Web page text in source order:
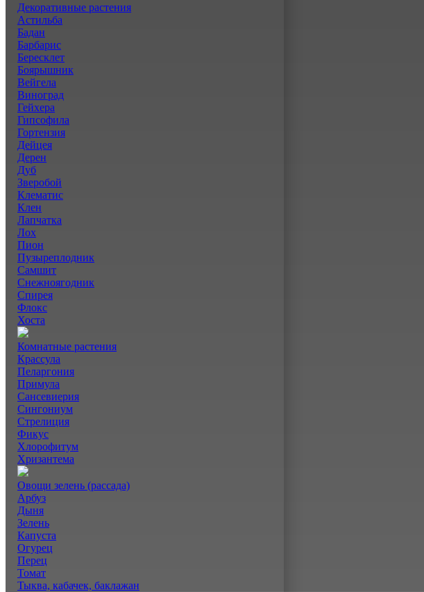
Декоративные растения
Астильба
Бадан
Барбарис
Бересклет
Боярышник
Вейгела
Виноград
Гейхера
Гипсофила
Гортензия
Дейцея
Дерен
Дуб
Зверобой
Клематис
Клен
Лапчатка
Лох
Пион
Пузыреплодник
Самшит
Снежноягодник
Спирея
Флокс
Хоста
Комнатные растения
Крассула
Пеларгония
Примула
Сансевиерия
Сингониум
Стрелиция
Фикус
Хлорофитум
Хризантема
Овощи зелень (рассада)
Арбуз
Дыня
Зелень
Капуста
Огурец
Перец
Томат
Тыква, кабачек, баклажан